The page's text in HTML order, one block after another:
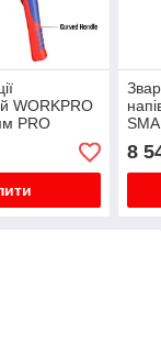
WORKPRO
PRO
8